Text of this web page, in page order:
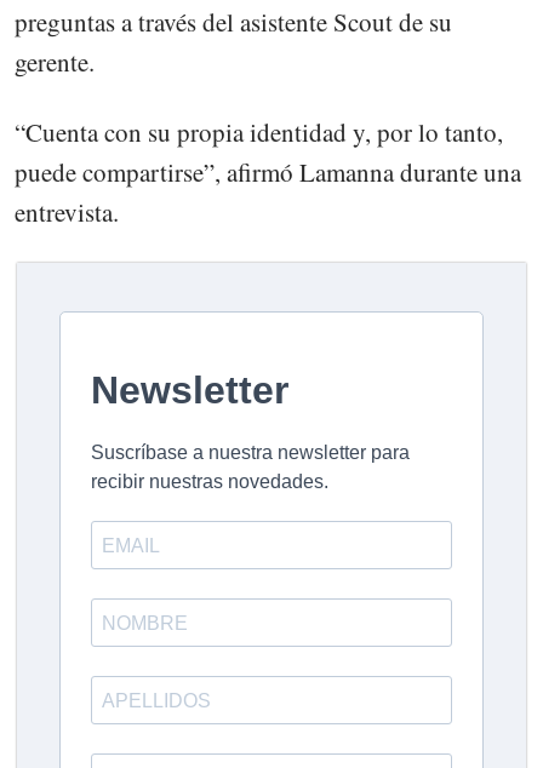
preguntas a través del asistente Scout de su
gerente.
“Cuenta con su propia identidad y, por lo tanto,
puede compartirse”, afirmó Lamanna durante una
entrevista.